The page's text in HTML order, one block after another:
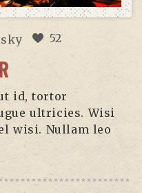
52
id, tortor
ultricies. Wisi
wisi. Nullam leo